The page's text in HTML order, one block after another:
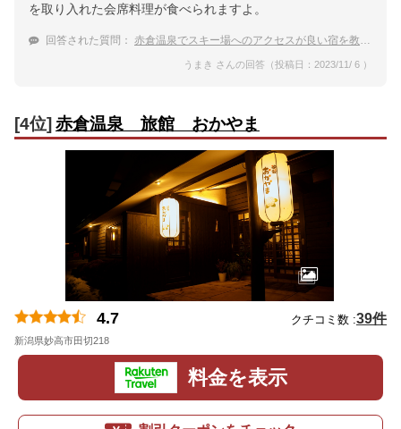
を取り入れた会席料理が食べられますよ。
回答された質問： 赤倉温泉でスキー場へのアクセスが良い宿を教えて
うまき さんの回答（投稿日：2023/11/ 6 ）
[4位]赤倉温泉 旅館 おかやま
4.7 クチコミ数 :39件
新潟県妙高市田切218
料金を表示